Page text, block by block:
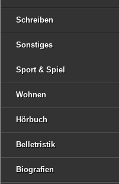
Schreiben
Sonstiges
Sport & Spiel
Wohnen
Hörbuch
Belletristik
Biografien